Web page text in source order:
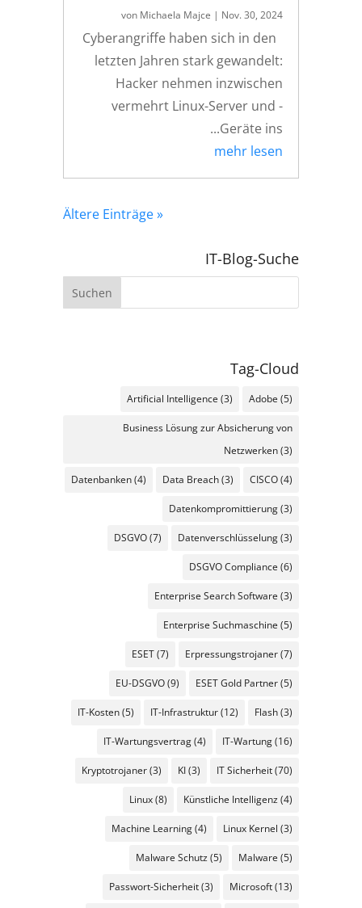
von Michaela Majce | Nov. 30, 2024
Cyberangriffe haben sich in den
letzten Jahren stark gewandelt:
Hacker nehmen inzwischen
vermehrt Linux-Server und -
Geräte ins...
mehr lesen
« Ältere Einträge
IT-Blog-Suche
Tag-Cloud
Adobe (5)
Artificial Intelligence (3)
Business Lösung zur Absicherung von
Netzwerken(3)
CISCO(4)
Data Breach(3)
Datenbanken(4)
Datenkompromittierung(3)
Datenverschlüsselung(3)
DSGVO(7)
DSGVO Compliance (6)
Enterprise Search Software (3)
Enterprise Suchmaschine (5)
Erpressungstrojaner(7)
ESET(7)
ESET Gold Partner(5)
EU-DSGVO(9)
Flash(3)
IT-Infrastruktur(12)
IT-Kosten(5)
IT-Wartung(16)
IT-Wartungsvertrag(4)
IT Sicherheit(70)
KI(3)
Kryptotrojaner(3)
Künstliche Intelligenz(4)
Linux(8)
Linux Kernel (3)
Machine Learning(4)
Malware (5)
Malware Schutz(5)
Microsoft(13)
Passwort-Sicherheit(3)